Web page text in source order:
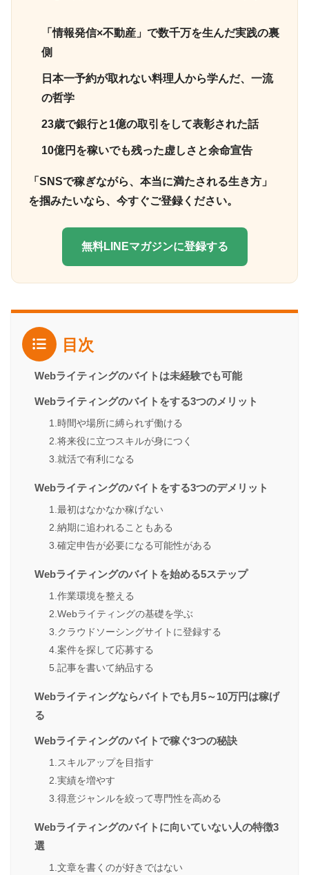
「情報発信×不動産」で数千万を生んだ実践の裏
側
日本一予約が取れない料理人から学んだ、一流
の哲学
23歳で銀行と1億の取引をして表彰された話
10億円を稼いでも残った虚しさと余命宣告
「SNSで稼ぎながら、本当に満たされる生き方」
を掴みたいなら、今すぐご登録ください。
無料LINEマガジンに登録する
目次
Webライティングのバイトは未経験でも可能
Webライティングのバイトをする3つのメリット
1.時間や場所に縛られず働ける
2.将来役に立つスキルが身につく
3.就活で有利になる
Webライティングのバイトをする3つのデメリット
1.最初はなかなか稼げない
2.納期に追われることもある
3.確定申告が必要になる可能性がある
Webライティングのバイトを始める5ステップ
1.作業環境を整える
2.Webライティングの基礎を学ぶ
3.クラウドソーシングサイトに登録する
4.案件を探して応募する
5.記事を書いて納品する
Webライティングならバイトでも月5～10万円は稼げ
る
Webライティングのバイトで稼ぐ3つの秘訣
1.スキルアップを目指す
2.実績を増やす
3.得意ジャンルを絞って専門性を高める
Webライティングのバイトに向いていない人の特徴3
選
1.文章を書くのが好きではない